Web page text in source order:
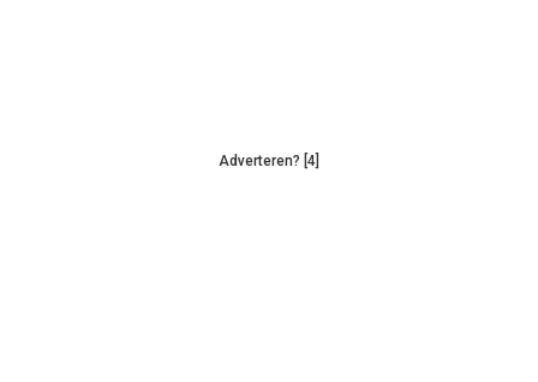
Adverteren? [4]